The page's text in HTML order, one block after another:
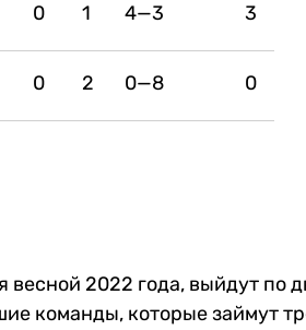
0 1 4—3 3
0 2 0—8 0
2022 года, выйдут по
команды, которые займут